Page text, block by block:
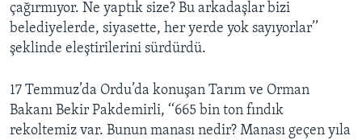
çağırmıyor. Ne yaptık size? Bu arkadaşlar bizi
belediyelerde, siyasette, her yerde yok sayıyorlar’’
şeklinde eleştirilerini sürdürdü.
17 Temmuz’da Ordu’da konuşan Tarım ve Orman
Bakanı Bekir Pakdemirli, ‘‘665 bin ton fındık
rekoltemiz var. Bunun manası nedir? Manası geçen yıla